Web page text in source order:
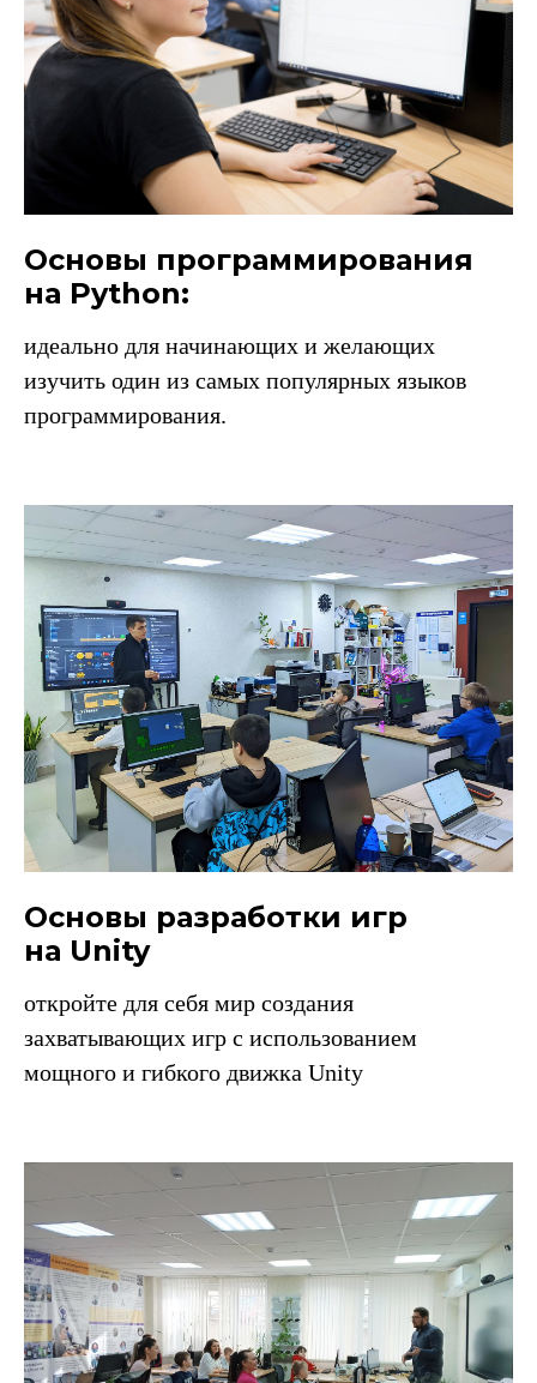
Основы программирования
на Python:
идеально для начинающих и желающих
изучить один из самых популярных языков
программирования.
Основы разработки игр
на Unity
откройте для себя мир создания
захватывающих игр с использованием
мощного и гибкого движка Unity